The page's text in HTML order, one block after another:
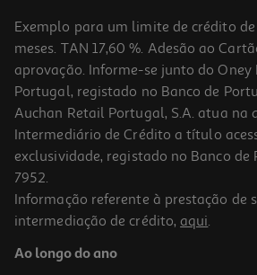
Exemplo para um limite de crédito
meses. TAN 17,60 %. Adesão ao
aprovação. Informe-se junto do Oney
Portugal, registado no Banco de
Auchan Retail Portugal, S.A. atua na
Intermediário de Crédito a título
exclusividade, registado no Banco de
7952.
Informação referente à prestação de
intermediação de crédito, aqui.
Ao longo do ano